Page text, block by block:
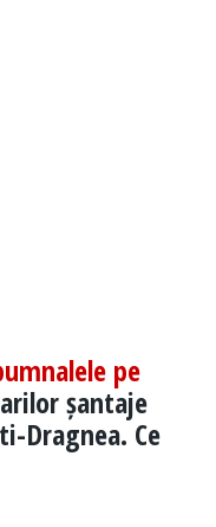
pe
șantaje
Dragnea. Ce